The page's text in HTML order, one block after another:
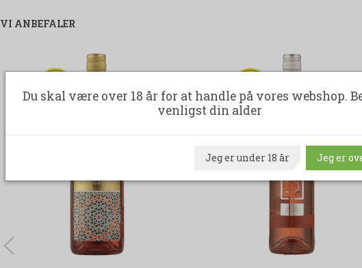
VI ANBEFALER
Du skal være over 18 år for at handle på vores webshop.
venligst din alder
Jeg er under 18 år Jeg er